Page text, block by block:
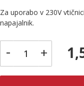
Za uporabo v 230V
napajalnik.
- +